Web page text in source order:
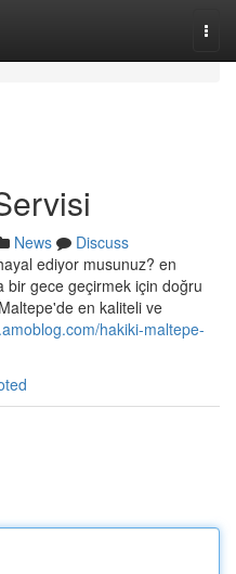
News
Discuss
ediyor musunuz? en
bir gece geçirmek için doğru
en kaliteli ve
hakiki-maltepe-